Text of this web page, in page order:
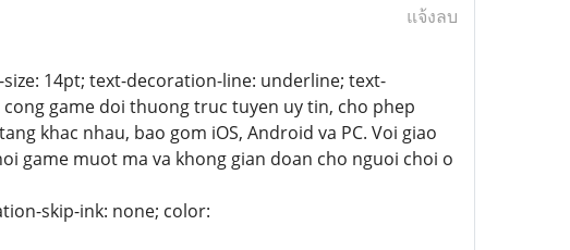
แจ้งลบ
14pt; text-decoration-line: underline; text-
game doi thuong truc tuyen uy tin, cho phep
khac nhau, bao gom iOS, Android va PC. Voi giao
game muot ma va khong gian doan cho nguoi choi o
skip-ink: none; color: